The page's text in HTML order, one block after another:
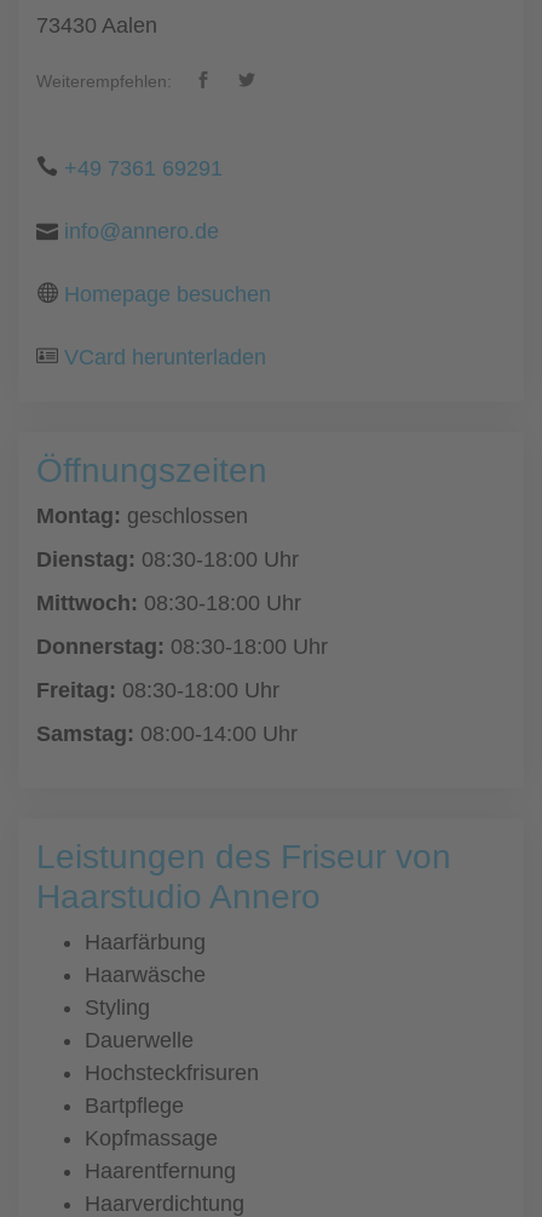
73430 Aalen
Weiterempfehlen:
+49 7361 69291
info@annero.de
Homepage besuchen
VCard herunterladen
Öffnungszeiten
Montag: geschlossen
Dienstag: 08:30-18:00 Uhr
Mittwoch: 08:30-18:00 Uhr
Donnerstag: 08:30-18:00 Uhr
Freitag: 08:30-18:00 Uhr
Samstag: 08:00-14:00 Uhr
Leistungen des Friseur von
Haarstudio Annero
Haarfärbung
Haarwäsche
Styling
Dauerwelle
Hochsteckfrisuren
Bartpflege
Kopfmassage
Haarentfernung
Haarverdichtung